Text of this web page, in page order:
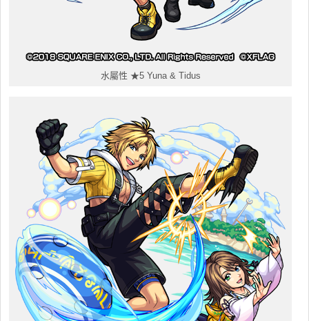
水屬性 ★5 Yuna & Tidus